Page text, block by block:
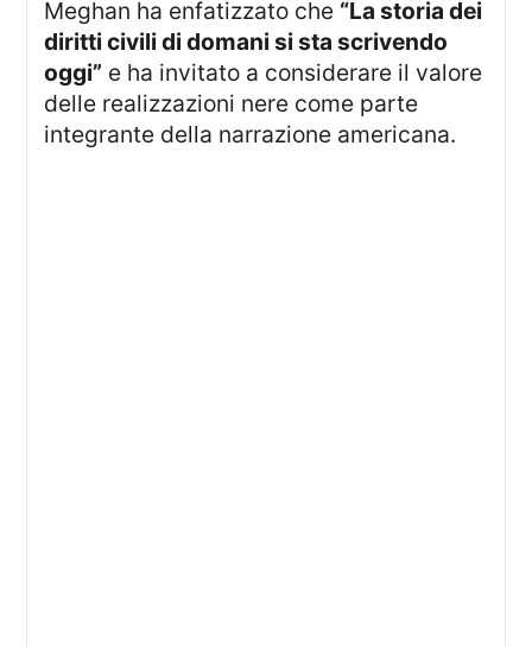
Meghan ha enfatizzato che “La storia dei
diritti civili di domani si sta scrivendo
oggi” e ha invitato a considerare il valore
delle realizzazioni nere come parte
integrante della narrazione americana.